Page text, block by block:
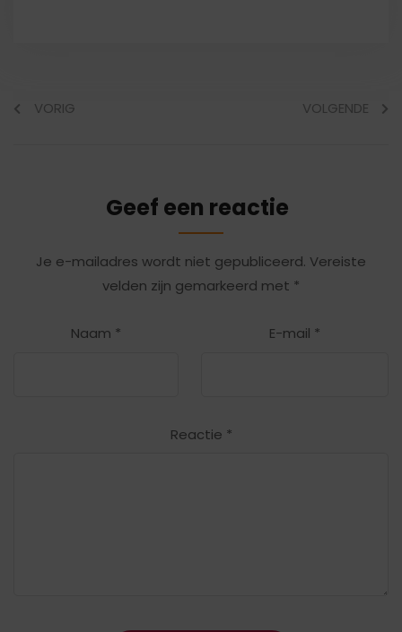
VORIG VOLGENDE
Geef een reactie
Je e-mailadres wordt niet gepubliceerd. Vereiste
velden zijn gemarkeerd met *
Naam * E-mail *
Reactie *